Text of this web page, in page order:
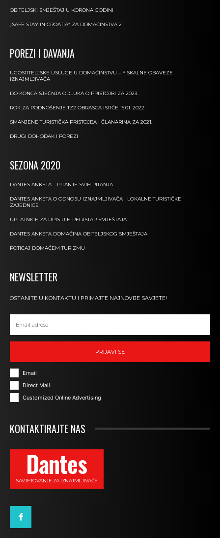
OBITELJSKI SMJEŠTAJ U KORONA GODINI
„SAFE STAY IN CROATIA“ ZA DOMAĆINSTVA 2
POREZI I DAVANJA
UGOSTITELJSKE USLUGE U DOMAĆINSTVU – FISKALNE OBAVEZE
IZNAJMLJIVAČA
DO KONCA SJEČNJA ODLUKA O PRISTOJBI ZA 2023.
ROK ZA PODNOŠENJE TZ2 OBRASCA ISTIČE 15.01. 2022.
SMANJENE TURISTIČKA PRISTOJBA I ČLANARINA ZA 2021.
DRUGI DOHODAK I POREZI
SEZONA 2020
DANTES ANKETA – PITANJE SVIH PITANJA
DANTES ANKETA O ODNOSU IZNAJMLJIVAČA I LOKALNE TURISTIČKE
ZAJEDNICE
UPLATNICE ZA UPIS U E-REGISTAR SMJEŠTAJA
DANTES ANKETA DOMAĆINA OBITELJSKOG SMJEŠTAJA
POTICAJ DOMAĆEM TURIZMU
NEWSLETTER
OSTANITE U KONTAKTU I PRIMAJTE NAJNOVIJE SAVJETE!
PRIJAVI SE
Email
Direct Mail
Customized Online Advertising
KONTAKTIRAJTE NAS
Dantes
SAVJETOVANJE ZA IZNAJMLJIVAČE